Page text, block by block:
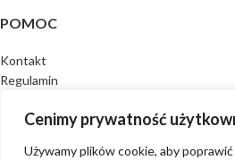
Cenimy prywatność
Używamy plików cookie, aby
POMOC
Kontakt
Regulamin